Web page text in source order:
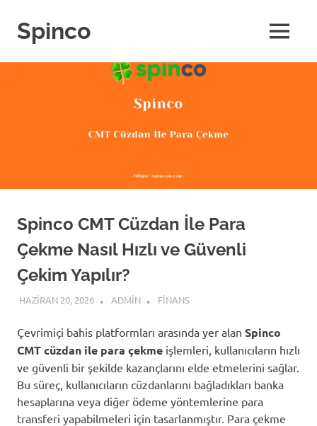
contentSpinco MENU
Spinco CMT Cüzdan İle Para
Çekme Nasıl Hızlı ve Güvenli
Çekim Yapılır?
HAZIRAN 20, 2026 ADMIN FINANS
Çevrimiçi bahis platformları arasında yer alan Spinco
CMT cüzdan ile para çekme işlemleri, kullanıcıların hızlı
ve güvenli bir şekilde kazançlarını elde etmelerini sağlar.
Bu süreç, kullanıcıların cüzdanlarını bağladıkları banka
hesaplarına veya diğer ödeme yöntemlerine para
transferi yapabilmeleri için tasarlanmıştır. Para çekme